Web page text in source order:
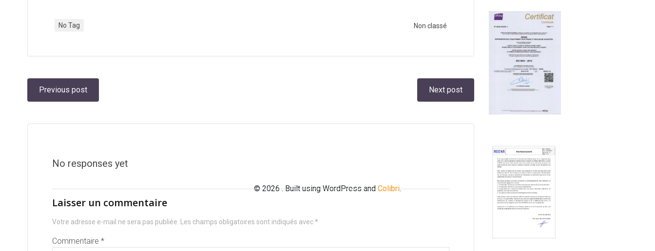
No Tag Non classé
Navigation
Previous post Next post
No responses yet
Laisser un commentaire
Votre adresse e-mail ne sera pas publiée. Les champs obligatoires sont indiqués avec*
Commentaire *
© 2026 . Built using WordPress andColibri.